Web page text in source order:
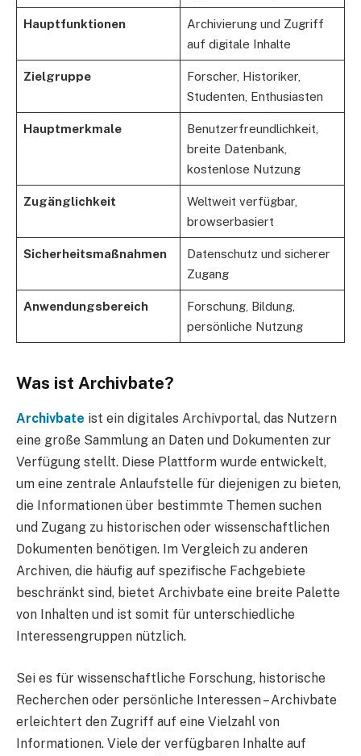
Hauptfunktionen
Archivierung und Zugriff
auf digitale Inhalte
Zielgruppe
Forscher, Historiker,
Studenten, Enthusiasten
Hauptmerkmale
Benutzerfreundlichkeit,
breite Datenbank,
kostenlose Nutzung
Zugänglichkeit
Weltweit verfügbar,
browserbasiert
Sicherheitsmaßnahmen
Datenschutz und sicherer
Zugang
Anwendungsbereich
Forschung, Bildung,
persönliche Nutzung
Was ist Archivbate?
Archivbate ist ein digitales Archivportal, das Nutzern
eine große Sammlung an Daten und Dokumenten zur
Verfügung stellt. Diese Plattform wurde entwickelt,
um eine zentrale Anlaufstelle für diejenigen zu bieten,
die Informationen über bestimmte Themen suchen
und Zugang zu historischen oder wissenschaftlichen
Dokumenten benötigen. Im Vergleich zu anderen
Archiven, die häufig auf spezifische Fachgebiete
beschränkt sind, bietet Archivbate eine breite Palette
von Inhalten und ist somit für unterschiedliche
Interessengruppen nützlich.
Sei es für wissenschaftliche Forschung, historische
Recherchen oder persönliche Interessen – Archivbate
erleichtert den Zugriff auf eine Vielzahl von
Informationen. Viele der verfügbaren Inhalte auf